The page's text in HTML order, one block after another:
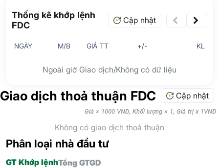
Thống kê khớp lệnh
FDC
Cập nhật
NGÀY M/B GIÁ TT +/- KL
Ngoài giờ Giao dịch/Không có dữ liệu
Giao dịch thoả thuận FDC Cập nhật
Giá × 1000 VNĐ, Khối lượng × 1, Giá trị x 1VNĐ
Không có giao dịch thoả thuận
Phân loại nhà đầu tư
GT Khớp lệnhTổng GTGD